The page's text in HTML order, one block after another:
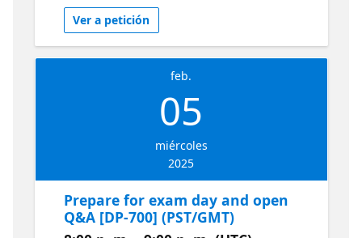
ensuring your solutions are secure and
reliable.
Ver a petición
feb.
05
miércoles
2025
Prepare for exam day and open
Q&A [DP-700] (PST/GMT)